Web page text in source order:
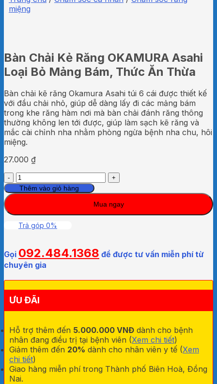
miệng
Bàn Chải Kẻ Răng OKAMURA Asahi
Loại Bỏ Mảng Bám, Thức Ăn Thừa
Bàn chải kẽ răng Okamura Asahi túi 6 cái được thiết kế
với đầu chải nhỏ, giúp dễ dàng lấy đi các mảng bám
trong khe răng hàm nơi mà bàn chải đánh răng thông
thường không len tới được, giúp làm sạch kẽ răng và
mắc cài chỉnh nha nhằm phòng ngừa bệnh nha chu, hôi
miệng.
27.000 ₫
Bàn
Chải
Kẻ
OKAMURA
Asahi
Mảng
Bám,
Ăn
Thừa
số
lượng
Thêm vào giỏ hàng
Mua ngay
Trả góp 0%
Gọi 092.484.1368 để được tư vấn miễn phí từ
chuyên gia
ƯU ĐÃI
Hỗ trợ thêm đến 5.000.000 VNĐ dành cho bệnh
nhân đang điều trị tại bệnh viên (Xem chi tiết)
Giảm thêm đến 20% dành cho nhân viên y tế (Xem
chi tiết)
Giao hàng miễn phí trong Thành phố Biên Hoà, Đồng
Nai.